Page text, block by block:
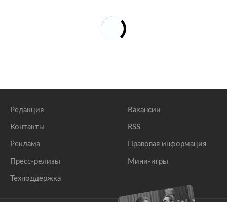
Редакция
Контакты
Реклама
Пресс-релизы
Техподдержка
Вакансии
RSS
Правовая информация
Мини-игры